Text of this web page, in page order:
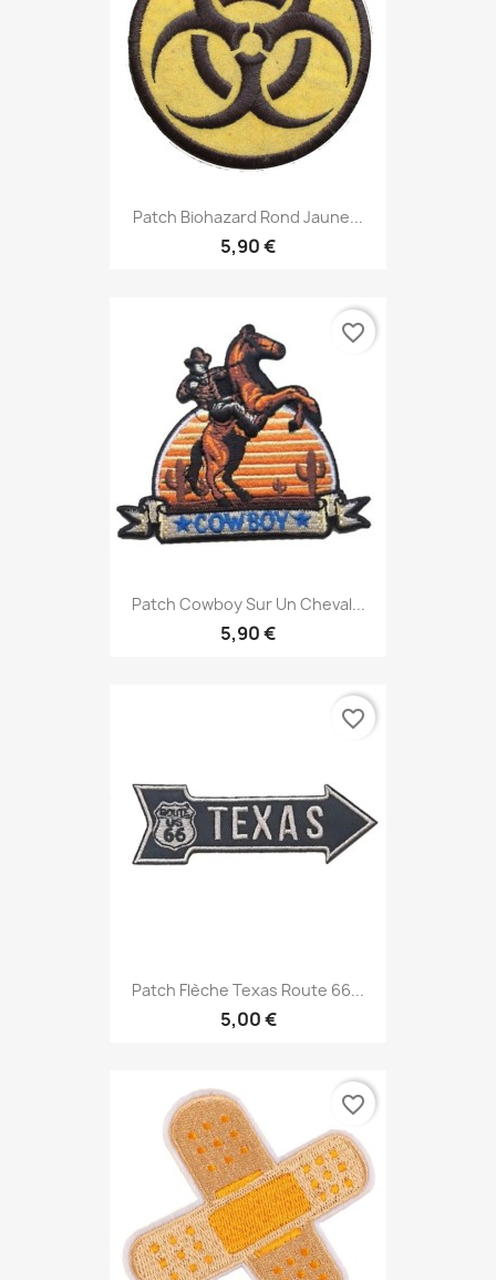
Patch Biohazard Rond Jaune...
5,90 €
Patch Cowboy Sur Un Cheval...
5,90 €
favorite_border
Patch Flèche Texas Route 66...
5,00 €
favorite_border
favorite_border